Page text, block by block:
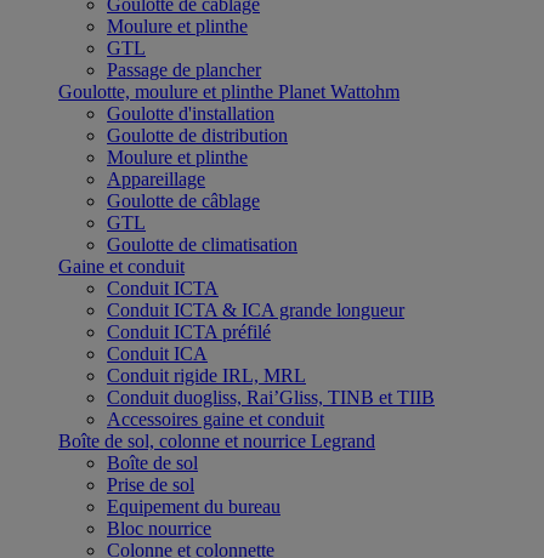
Goulotte de câblage
Moulure et plinthe
GTL
Passage de plancher
Goulotte, moulure et plinthe Planet Wattohm
Goulotte d'installation
Goulotte de distribution
Moulure et plinthe
Appareillage
Goulotte de câblage
GTL
Goulotte de climatisation
Gaine et conduit
Conduit ICTA
Conduit ICTA & ICA grande longueur
Conduit ICTA préfilé
Conduit ICA
Conduit rigide IRL, MRL
Conduit duogliss, Rai’Gliss, TINB et TIIB
Accessoires gaine et conduit
Boîte de sol, colonne et nourrice Legrand
Boîte de sol
Prise de sol
Equipement du bureau
Bloc nourrice
Colonne et colonnette